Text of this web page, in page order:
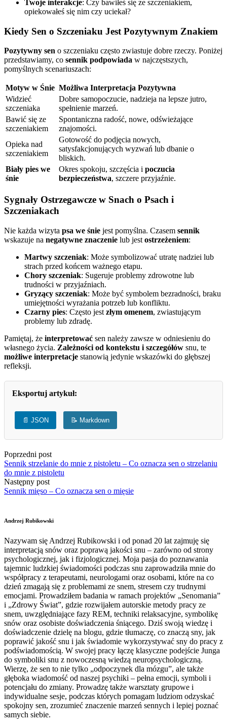
Twoje interakcje: Czy bawiłeś się ze szczeniakiem,
opiekowałeś się nim czy uciekał?
Kiedy Sen o Szczeniaku Jest Pozytywnym Znakiem
Pozytywny sen o szczeniaku często zwiastuje dobre rzeczy. Poniżej
przedstawiamy, co sennik podpowiada w najczęstszych,
pomyślnych scenariuszach:
Motyw w Śnie Możliwa Interpretacja Pozytywna
Widzieć
szczeniaka
Dobre samopoczucie, nadzieja na lepsze jutro,
spełnienie marzeń.
Bawić się ze
szczeniakiem
Spontaniczna radość, nowe, odświeżające
znajomości.
Opieka nad
szczeniakiem
Gotowość do podjęcia nowych,
satysfakcjonujących wyzwań lub dbanie o
bliskich.
Biały pies we
śnie
Okres spokoju, szczęścia i poczucia
bezpieczeństwa, szczere przyjaźnie.
Sygnały Ostrzegawcze w Snach o Psach i
Szczeniakach
Nie każda wizyta psa we śnie jest pomyślna. Czasem sennik
wskazuje na negatywne znaczenie lub jest ostrzeżeniem:
Martwy szczeniak: Może symbolizować utratę nadziei lub
strach przed końcem ważnego etapu.
Chory szczeniak: Sugeruje problemy zdrowotne lub
trudności w przyjaźniach.
Gryzący szczeniak: Może być symbolem bezradności, braku
umiejętności wyrażania potrzeb lub konfliktu.
Czarny pies: Często jest złym omenem, zwiastującym
problemy lub zdradę.
Pamiętaj, że interpretować sen należy zawsze w odniesieniu do
własnego życia. Zależności od kontekstu i szczegółów snu, te
możliwe interpretacje stanowią jedynie wskazówki do głębszej
refleksji.
Eksportuj artykuł:
📄 JSON 📝 Markdown
Poprzedni post
Sennik strzelanie do mnie z pistoletu – Co oznacza sen o strzelaniu
do mnie z pistoletu
Następny post
Sennik mięso – Co oznacza sen o mięsie
Andrzej Rubikowski
Nazywam się Andrzej Rubikowski i od ponad 20 lat zajmuję się
interpretacją snów oraz poprawą jakości snu – zarówno od strony
psychologicznej, jak i fizjologicznej. Moja pasja do poznawania
tajemnic ludzkiej świadomości podczas snu zaprowadziła mnie do
współpracy z terapeutami, neurologami oraz osobami, które na co
dzień zmagają się z problemami ze snem, stresem czy trudnymi
emocjami. Prowadziłem badania w ramach projektów „Senomania”
i „Zdrowy Świat”, gdzie rozwijałem autorskie metody pracy ze
snem, uwzględniające fazy REM, techniki relaksacyjne, symbolikę
snów oraz osobiste doświadczenia śniącego. Dziś swoją wiedzę i
doświadczenie dzielę na blogu, gdzie tłumaczę, co znaczą sny, jak
poprawić jakość snu i jak świadomie wykorzystywać sny do pracy z
podświadomością. W swojej pracy łączę klasyczne podejście Junga
do symboliki snu z nowoczesną wiedzą neuropsychologiczną.
Wierzę, że sen to nie tylko „odpoczynek dla mózgu”, ale także
głęboka wiadomość od naszej psychiki – pełna emocji, symboli i
potencjału do zmiany. Prowadzę także warsztaty grupowe i
indywidualne sesje, podczas których pomagam ludziom odzyskać
spokojny sen, zrozumieć znaczenie marzeń sennych i lepiej poznać
samych siebie.